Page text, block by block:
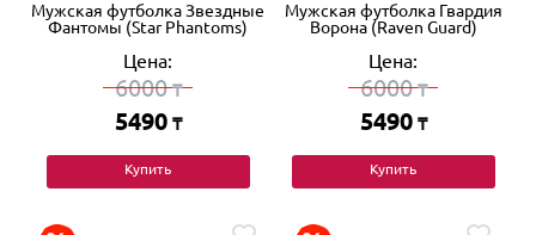
Мужская футболка Звездные
Фантомы (Star Phantoms)
Цена:
6000₸
5490 ₸
Купить
Мужская футболка Гвардия
Ворона (Raven Guard)
Цена:
6000₸
5490 ₸
Купить